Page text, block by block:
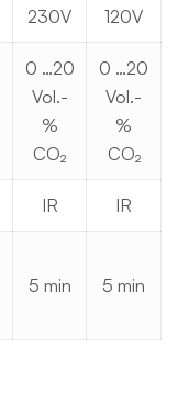
230V
120V
0 …20
Vol.-
%
CO₂
0 …20
Vol.-
%
CO₂
IR IR
5 min 5 min